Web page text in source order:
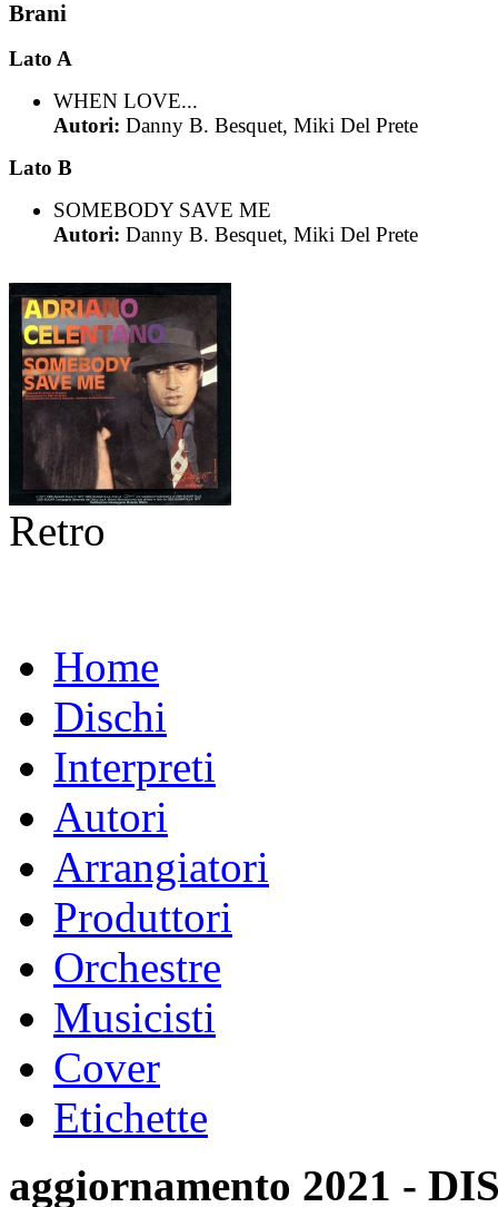
Brani
Lato A
WHEN LOVE...
Autori: Danny B. Besquet, Miki Del Prete
Lato B
SOMEBODY SAVE ME
Autori: Danny B. Besquet, Miki Del Prete
Retro
Home
Dischi
Interpreti
Autori
Arrangiatori
Produttori
Orchestre
Musicisti
Cover
Etichette
aggiornamento 2021 -